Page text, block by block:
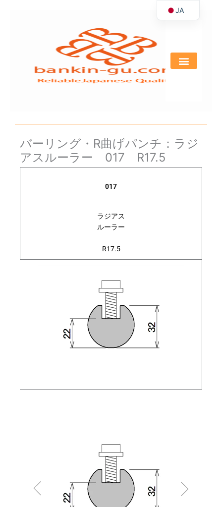
バーリング・R曲げパンチ：ラジ
アスルーラー 017 R17.5
017
ラジアス
ルーラー
R17.5
JA